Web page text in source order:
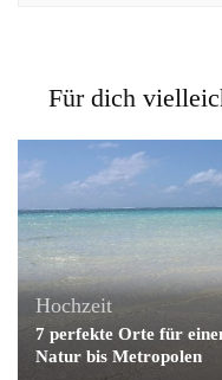
Für dich
Hochzeit
7 perfekte Orte für
Natur bis Metropolen